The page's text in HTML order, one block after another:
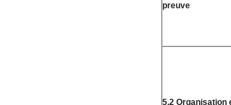
preuve
5.2 Organisation